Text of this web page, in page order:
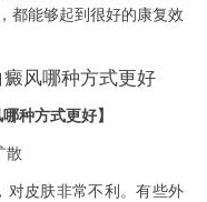
都能够起到很好的康复效
种方式更好】
散
对皮肤非常不利。有些外